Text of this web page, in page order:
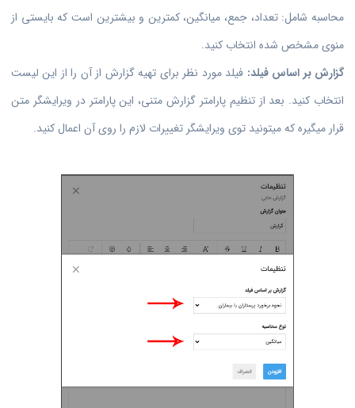
محاسبه شامل: تعداد، جمع، میانگین، کمترین و بیشترین است که بایستی از
منوی مشخص شده انتخاب کنید.
گزارش بر اساس فیلد: فیلد مورد نظر برای تهیه گزارش از آن را از این لیست
انتخاب کنید. بعد از تنظیم پارامتر گزارش متنی، این پارامتر در ویرایشگر متن
قرار میگیره که میتونید توی ویرایشگر تغییرات لازم را روی آن اعمال کنید.